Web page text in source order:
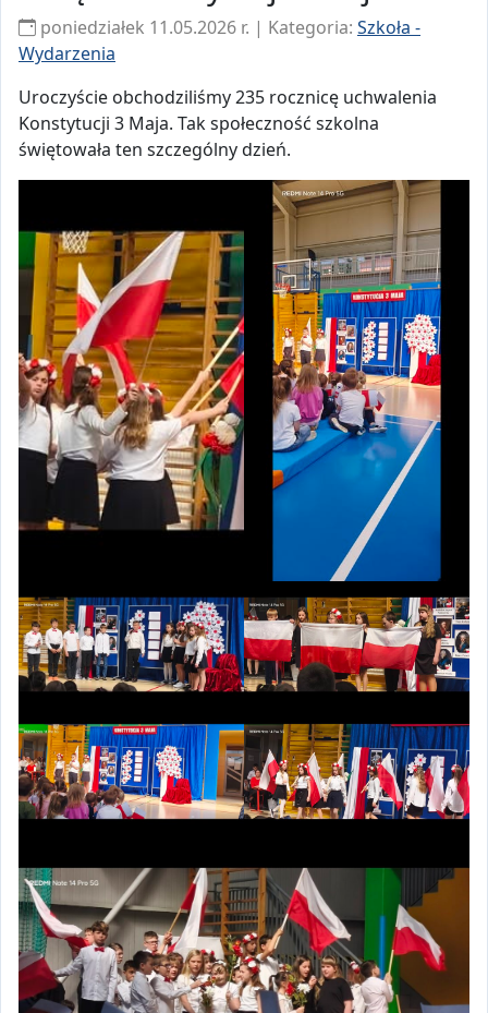
poniedziałek 11.05.2026 r. | Kategoria: Szkoła -
Wydarzenia
Uroczyście obchodziliśmy 235 rocznicę uchwalenia
Konstytucji 3 Maja. Tak społeczność szkolna
świętowała ten szczególny dzień.